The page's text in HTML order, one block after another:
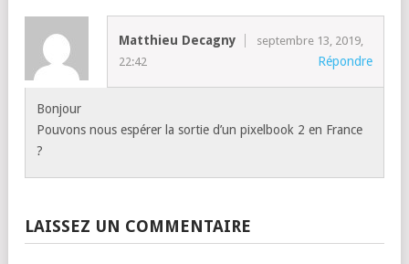
Matthieu Decagny
septembre 13, 2019,
22:42
Répondre
Bonjour
Pouvons nous espérer la sortie d’un pixelbook 2 en France
?
LAISSEZ UN COMMENTAIRE